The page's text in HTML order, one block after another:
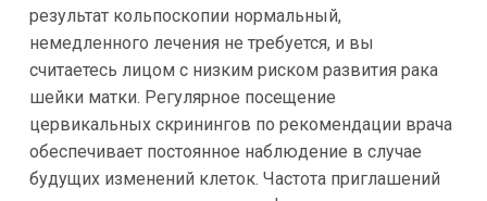
результат кольпоскопии нормальный,
немедленного лечения не требуется, и вы
считаетесь лицом с низким риском развития рака
шейки матки. Регулярное посещение
цервикальных скринингов по рекомендации врача
обеспечивает постоянное наблюдение в случае
будущих изменений клеток. Частота приглашений